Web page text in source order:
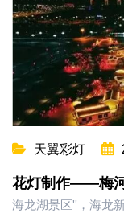
天翼彩灯
花灯制作——梅
海龙湖景区''，海龙